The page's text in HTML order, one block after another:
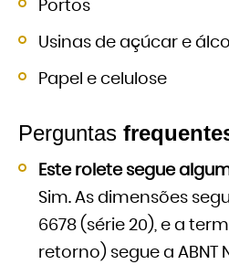
Portos
Usinas de açúcar e
Papel e celulose
Perguntas
Este rolete segue
Sim. As dimensões
6678 (série 20), e a
retorno) segue a ABNT